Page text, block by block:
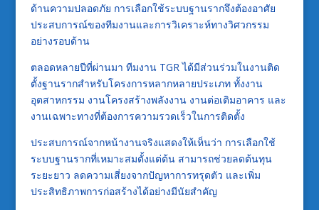
ด้านความปลอดภัย การเลือกใช้ระบบฐานรากจึงต้องอาศัย
ประสบการณ์ของทีมงานและการวิเคราะห์ทางวิศวกรรม
อย่างรอบด้าน
ตลอดหลายปีที่ผ่านมา ทีมงาน TGR ได้มีส่วนร่วมในงานติด
ตั้งฐานรากสำหรับโครงการหลากหลายประเภท ทั้งงาน
อุตสาหกรรม งานโครงสร้างพลังงาน งานต่อเติมอาคาร และ
งานเฉพาะทางที่ต้องการความรวดเร็วในการติดตั้ง
ประสบการณ์จากหน้างานจริงแสดงให้เห็นว่า การเลือกใช้
ระบบฐานรากที่เหมาะสมตั้งแต่ต้น สามารถช่วยลดต้นทุน
ระยะยาว ลดความเสี่ยงจากปัญหาการทรุดตัว และเพิ่ม
ประสิทธิภาพการก่อสร้างได้อย่างมีนัยสำคัญ